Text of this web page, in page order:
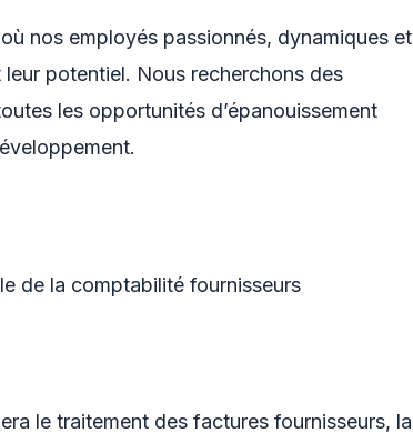
nos employés passionnés, dynamiques et
potentiel. Nous recherchons des
les opportunités d’épanouissement
de la comptabilité fournisseurs
le traitement des factures fournisseurs, la